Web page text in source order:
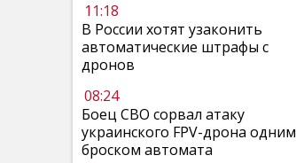
11:18
В России хотят узаконить
автоматические штрафы с
дронов
08:24
Боец СВО сорвал атаку
украинского FPV-дрона одним
броском автомата